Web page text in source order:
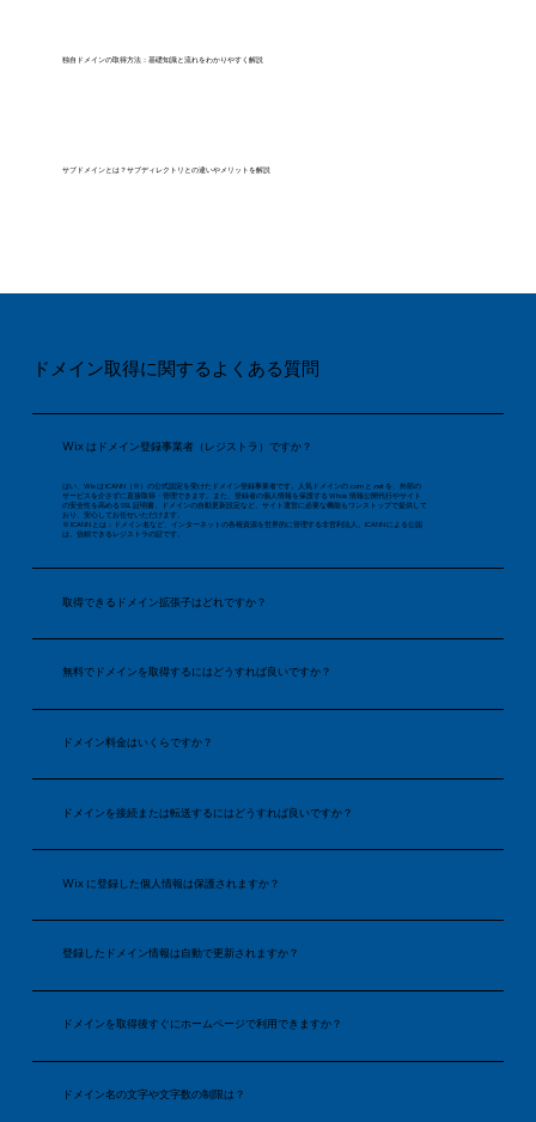
独自ドメインの取得方法：基礎知識と流れをわかりやすく解説
サブドメインとは？サブディレクトリとの違いやメリットを解説
ドメイン取得に関するよくある質問
Wix はドメイン登録事業者（レジストラ）ですか？
はい、Wix は ICANN（※）の公式認定を受けたドメイン登録事業者です。人気ドメインの .com と .net を、外部の
サービスを介さずに直接取得・管理できます。また、登録者の個人情報を保護する Whois 情報公開代行やサイト
の安全性を高める SSL 証明書、ドメインの自動更新設定など、サイト運営に必要な機能もワンストップで提供して
おり、安心してお任せいただけます。
※ ICANN とは：ドメイン名など、インターネットの各種資源を世界的に管理する非営利法人。ICANN による公認
は、信頼できるレジストラの証です。
取得できるドメイン拡張子はどれですか？
無料でドメインを取得するにはどうすれば良いですか？
ドメイン料金はいくらですか？
ドメインを接続または転送するにはどうすれば良いですか？
Wix に登録した個人情報は保護されますか？
登録したドメイン情報は自動で更新されますか？
ドメインを取得後すぐにホームページで利用できますか？
ドメイン名の文字や文字数の制限は？